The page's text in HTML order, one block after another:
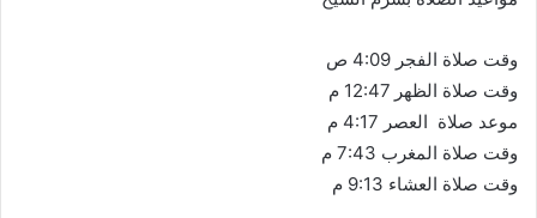
وقت صلاة الفجر 4:09 ص
وقت صلاة الظهر 12:47 م
موعد صلاة العصر 4:17 م
وقت صلاة المغرب 7:43 م
وقت صلاة العشاء 9:13 م